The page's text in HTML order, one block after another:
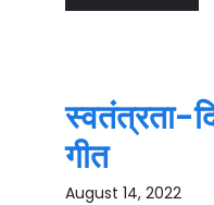
स्वतंत्रता-
गीत
August 14, 2022